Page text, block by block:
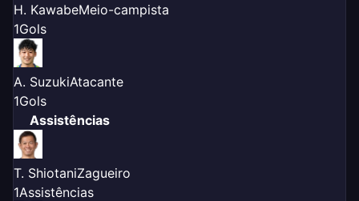
H. KawabeMeio-campista
1Gols
A. SuzukiAtacante
1Gols
Assistências
T. ShiotaniZagueiro
1Assistências